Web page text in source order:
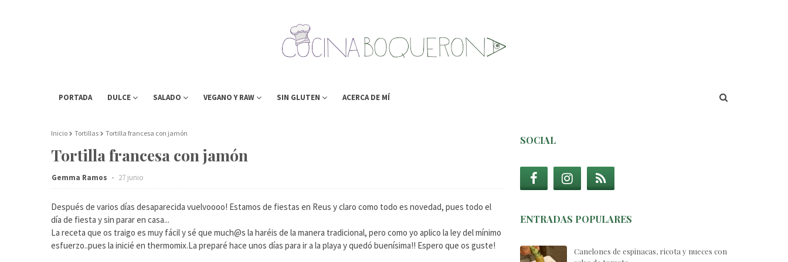
PORTADA DULCE SALADO VEGANO Y RAW SIN GLUTEN ACERCA DE MÍ
Inicio Tortillas Tortilla francesa con jamón
Tortilla francesa con jamón
Gemma Ramos 27 junio
Después de varios días desaparecida vuelvoooo! Estamos de fiestas en Reus y claro como todo es novedad, pues todo el
día de fiesta y sin parar en casa...
La receta que os traigo es muy fácil y sé que much@s la haréis de la manera tradicional, pero como yo aplico la ley del mínimo
esfuerzo..pues la inicié en thermomix.La preparé hace unos días para ir a la playa y quedó buenísima!! Espero que os guste!
SOCIAL
ENTRADAS POPULARES
Canelones de espinacas, ricota y nueces con